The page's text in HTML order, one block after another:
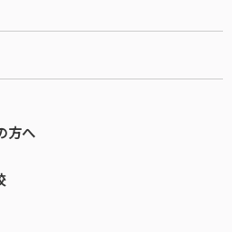
方へ